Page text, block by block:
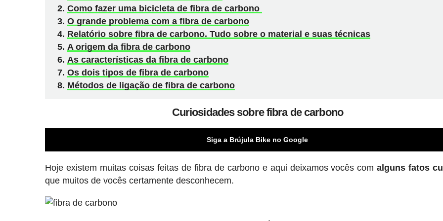
Como fazer uma bicicleta de fibra de carbono
O grande problema com a fibra de carbono
Relatório sobre fibra de carbono. Tudo sobre o material e suas técnicas
A origem da fibra de carbono
As características da fibra de carbono
Os dois tipos de fibra de carbono
Métodos de ligação de fibra de carbono
Curiosidades sobre fibra de carbono
Siga a Brújula Bike no Google
Hoje existem muitas coisas feitas de fibra de carbono e aqui deixamos vocês comalguns fatos
que muitos de vocês certamente desconhecem.